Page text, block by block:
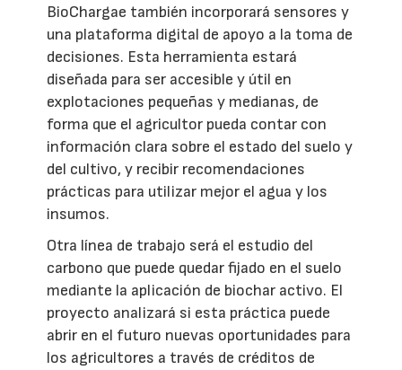
BioChargae también incorporará sensores y
una plataforma digital de apoyo a la toma de
decisiones. Esta herramienta estará
diseñada para ser accesible y útil en
explotaciones pequeñas y medianas, de
forma que el agricultor pueda contar con
información clara sobre el estado del suelo y
del cultivo, y recibir recomendaciones
prácticas para utilizar mejor el agua y los
insumos.
Otra línea de trabajo será el estudio del
carbono que puede quedar fijado en el suelo
mediante la aplicación de biochar activo. El
proyecto analizará si esta práctica puede
abrir en el futuro nuevas oportunidades para
los agricultores a través de créditos de